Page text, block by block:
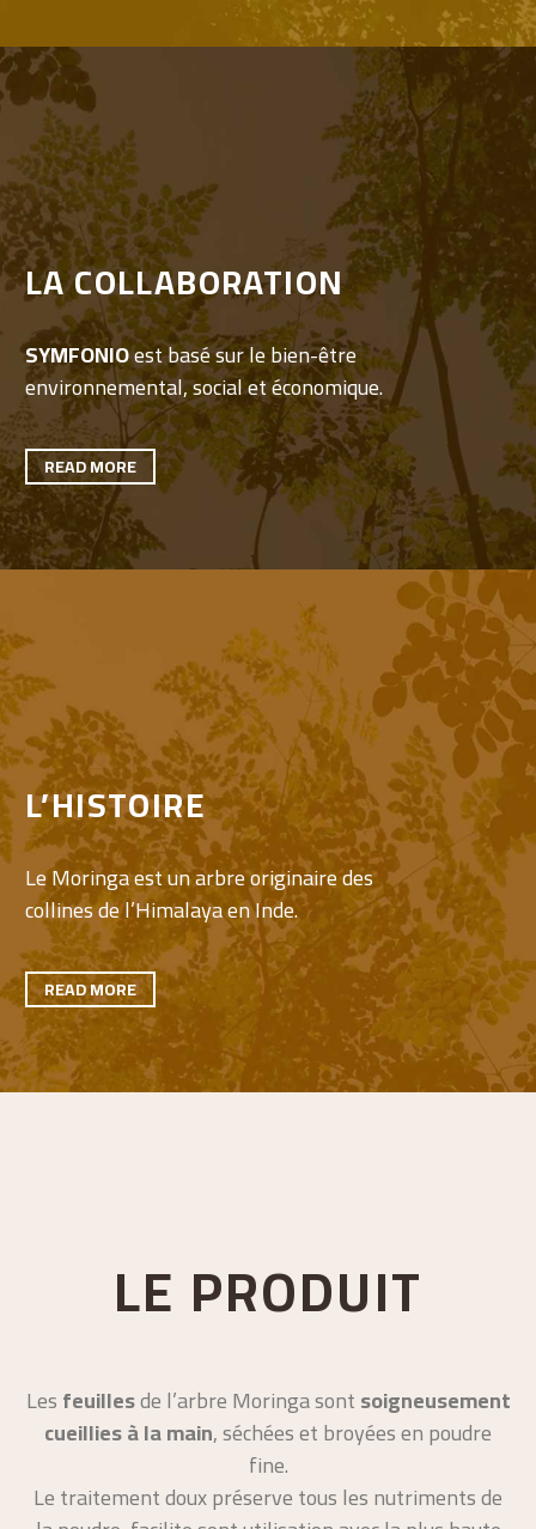
LA COLLABORATION
SYMFONIOest basé sur le bien-être
environnemental, social et économique.
READ MORE
L’HISTOIRE
Le Moringa est un arbre originaire des
collines de l’Himalaya en Inde.
READ MORE
LE PRODUIT
Lesfeuillesde l’arbre Moringa sontsoigneusement
cueillies à la main, séchées et broyées en poudre
fine.
Le traitement doux préserve tous les nutriments de